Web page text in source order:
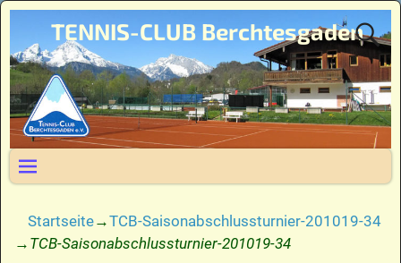
TENNIS-CLUB Berchtesgaden
Startseite→TCB-Saisonabschlussturnier-201019-34
→ TCB-Saisonabschlussturnier-201019-34